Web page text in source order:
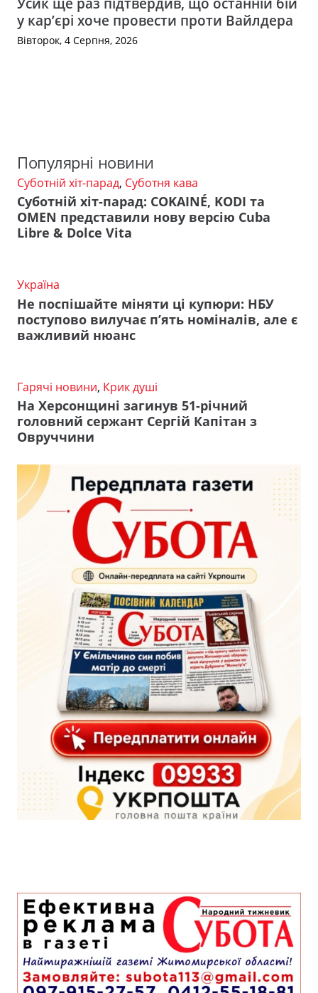
у кар’єрі хоче провести проти Вайлдера
Вівторок, 4 Серпня, 2026
Популярні новини
Суботній хіт-парад, Суботня кава
Суботній хіт-парад: COKAINÉ, KODI та
OMEN представили нову версію Cuba
Libre & Dolce Vita
Україна
Не поспішайте міняти ці купюри: НБУ
поступово вилучає п’ять номіналів, але є
важливий нюанс
Гарячі новини, Крик душі
На Херсонщині загинув 51-річний
головний сержант Сергій Капітан з
Овруччини